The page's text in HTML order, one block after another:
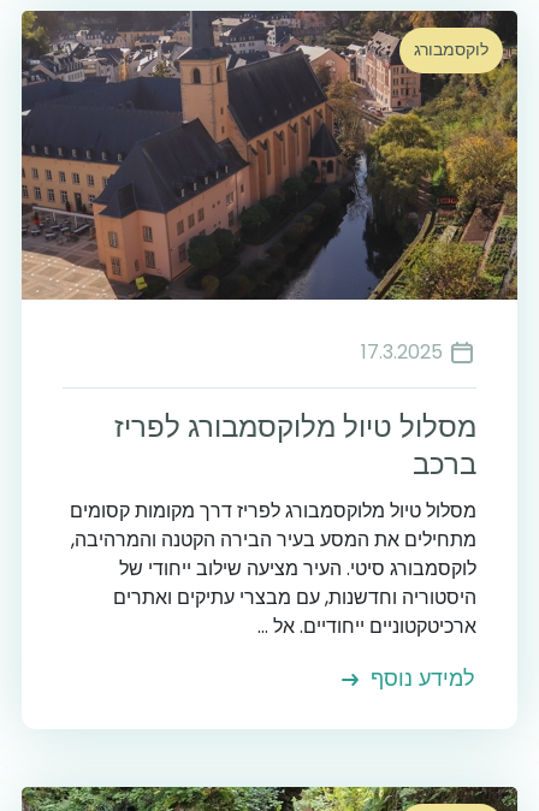
לוקסמבורג
17.3.2025
מסלול טיול מלוקסמבורג לפריז
ברכב
מסלול טיול מלוקסמבורג לפריז דרך מקומות קסומים
מתחילים את המסע בעיר הבירה הקטנה והמרהיבה,
לוקסמבורג סיטי. העיר מציעה שילוב ייחודי של
היסטוריה וחדשנות, עם מבצרי עתיקים ואתרים
ארכיטקטוניים ייחודיים. אל ...
למידע נוסף